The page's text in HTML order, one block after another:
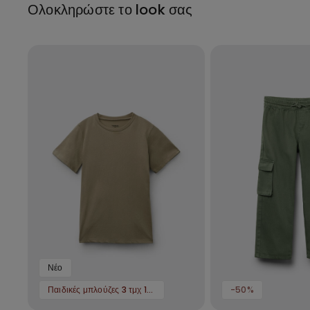
Ολοκληρώστε το look σας
Νέο
Παιδικές μπλούζες 3 τμχ 12,99 €
-50%